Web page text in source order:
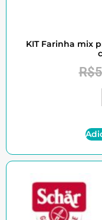
KIT Farinha mix
R$